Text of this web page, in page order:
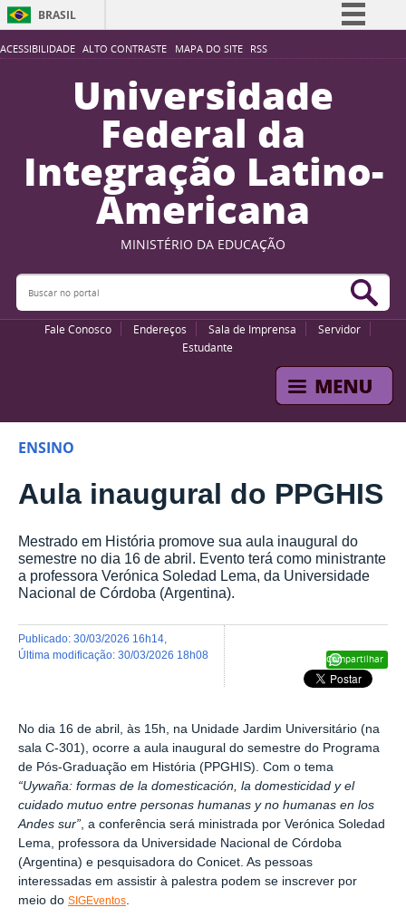
ACESSIBILIDADE ALTO CONTRASTE MAPA DO SITE RSS
BRASIL
Simplifique!
Participe
Acesso à informação
Legislação
Canais
Universidade
Federal da
Integração Latino-
Americana
MINISTÉRIO DA EDUCAÇÃO
Buscar no portal
Fale Conosco Endereços Sala de Imprensa
Servidor
Estudante
ENSINO
Aula inaugural do PPGHIS
Mestrado em História promove sua aula inaugural do
semestre no dia 16 de abril. Evento terá como ministrante
a professora Verónica Soledad Lema, da Universidade
Nacional de Córdoba (Argentina).
Compartilhar
publicado: 30/03/2026 16h14
última modificação: 30/03/2026 18h08
No dia 16 de abril, às 15h, na Unidade Jardim Universitário (na
sala C-301), ocorre a aula inaugural do semestre do Programa
de Pós-Graduação em História (PPGHIS). Com o tema
“Uywaña: formas de la domesticación, la domesticidad y el
cuidado mutuo entre personas humanas y no humanas en los
Andes sur” , a conferência será ministrada por Verónica Soledad
Lema, professora da Universidade Nacional de Córdoba
(Argentina) e pesquisadora do Conicet. As pessoas
interessadas em assistir à palestra podem se inscrever por
meio do SIGEventos